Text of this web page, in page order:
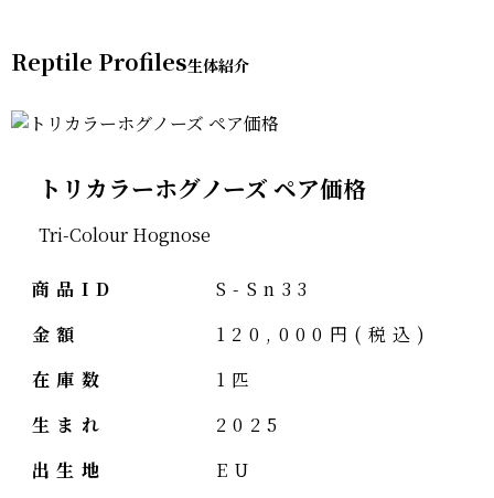
Reptile Profiles
トリカラーホグノーズ ペア価格
Tri-Colour Hognose
商品ID
S-Sn33
金額
120,000円(税込)
在庫数
1匹
生まれ
2025
出生地
EU